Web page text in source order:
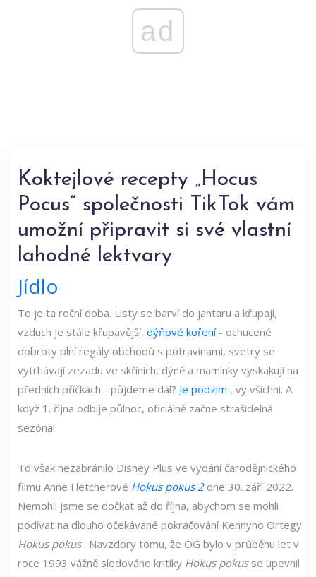
ad
Koktejlové recepty „Hocus
Pocus“ společnosti TikTok vám
umožní připravit si své vlastní
lahodné lektvary
Jídlo
To je ta roční doba. Listy se barví do jantaru a křupají,
vzduch je stále křupavější, dýňové koření- ochucené
dobroty plní regály obchodů s potravinami, svetry se
vytrhávají zezadu ve skříních, dýně a maminky vyskakují na
předních příčkách - půjdeme dál? Je podzim , vy všichni. A
když 1. října odbije půlnoc, oficiálně začne strašidelná
sezóna!
To však nezabránilo Disney Plus ve vydání čarodějnického
filmu Anne Fletcherové Hokus pokus 2 dne 30. září 2022.
Nemohli jsme se dočkat až do října, abychom se mohli
podívat na dlouho očekávané pokračování Kennyho Ortegy
Hokus pokus. Navzdory tomu, že OG bylo v průběhu let v
roce 1993 vážně sledováno kritiky Hokus pokusse upevnil